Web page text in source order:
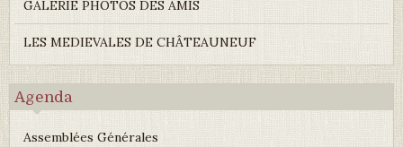
GALERIE PHOTOS DES AMIS
LES MEDIEVALES DE CHÂTEAUNEUF
Agenda
Assemblées Générales